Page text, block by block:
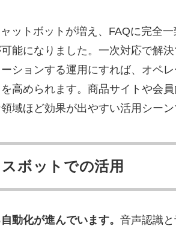
る品質管理と切り返しパターン抽出
る自動架電
企業から始めるべきですか?
用の相場は?
ットボットが増え、FAQに完全
能になりました。一次対応で解
ションする運用にすれば、オペ
高められます。商品サイトや会
域ほど効果が出やすい活用シーン
ボットでの活用
動化が進んでいます。 音声認識